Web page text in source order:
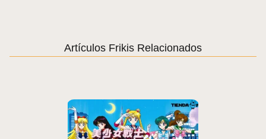
Artículos Frikis Relacionados